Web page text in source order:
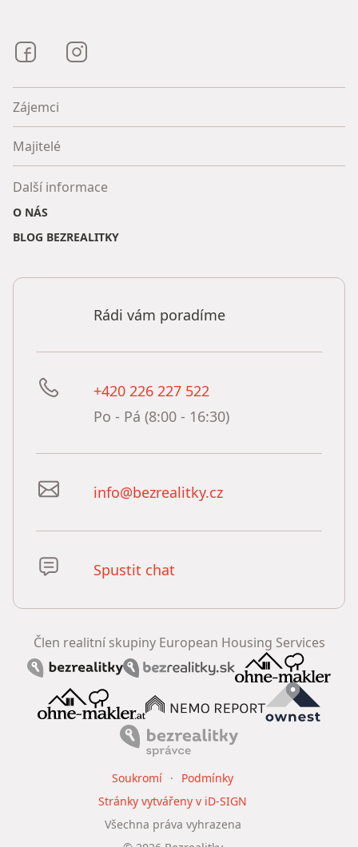
Bezrealitky na Facebooku
Zájemci
Majitelé
Další informace
O NÁS
BLOG BEZREALITKY
Rádi vám poradíme
+420 226 227 522
Po - Pá (8:00 - 16:30)
info@bezrealitky.cz
Spustit chat
Člen realitní skupiny European Housing Services
Všechna práva vyhrazena
Soukromí
Podmínky
Stránky vytvářeny v iD-SIGN